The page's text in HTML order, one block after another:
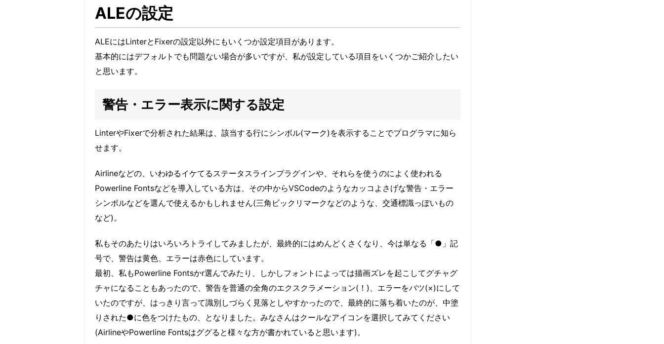
ALEの設定
ALEにはLinterとFixerの設定以外にもいくつか設定項目があります。
基本的にはデフォルトでも問題ない場合が多いですが、私が設定している項目をいくつかご紹介したい
と思います。
警告・エラー表示に関する設定
LinterやFixerで分析された結果は、該当する行にシンボル(マーク)を表示することでプログラマに知ら
せます。
Airlineなどの、いわゆるイケてるステータスラインプラグインや、それらを使うのによく使われる
Powerline Fontsなどを導入している方は、その中からVSCodeのようなカッコよさげな警告・エラー
シンボルなどを選んで使えるかもしれません(三角ビックリマークなどのような、交通標識っぽいもの
など)。
私もそのあたりはいろいろトライしてみましたが、最終的にはめんどくさくなり、今は単なる「●」記
号で、警告は黄色、エラーは赤色にしています。
最初、私もPowerline Fontsかr選んでみたり、しかしフォントによっては描画ズレを起こしてグチャグ
チャになることもあったので、警告を普通の全角のエクスクラメーション(！)、エラーをバツ(×)にして
いたのですが、はっきり言って識別しづらく見落としやすかったので、最終的に落ち着いたのが、中塗
りされた●に色をつけたもの、となりました。みなさんはクールなアイコンを選択してみてください
(AirlineやPowerline Fontsはググると様々な方が書かれていると思います)。